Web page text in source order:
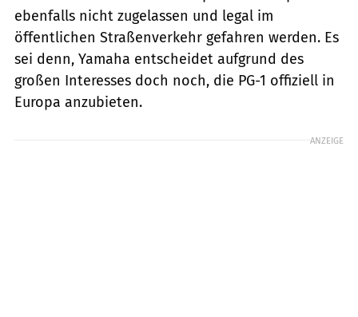
ebenfalls nicht zugelassen und legal im
öffentlichen Straßenverkehr gefahren werden. Es
sei denn, Yamaha entscheidet aufgrund des
großen Interesses doch noch, die PG-1 offiziell in
Europa anzubieten.
ANZEIGE